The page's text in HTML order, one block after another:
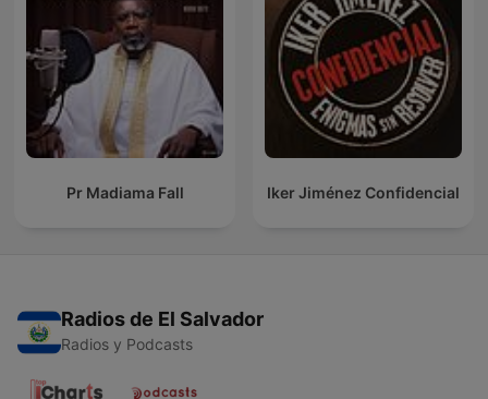
Pr Madiama Fall Iker Jiménez Confidencial
Radios de El Salvador
Radios y Podcasts